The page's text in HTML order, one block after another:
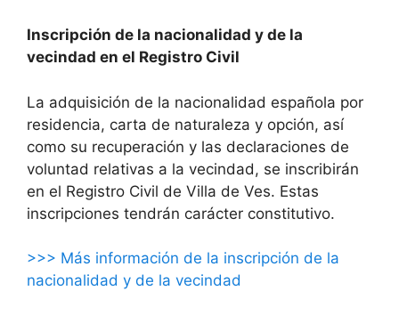
Inscripción de la nacionalidad y de la
vecindad en el Registro Civil
La adquisición de la nacionalidad española por
residencia, carta de naturaleza y opción, así
como su recuperación y las declaraciones de
voluntad relativas a la vecindad, se inscribirán
en el Registro Civil de Villa de Ves. Estas
inscripciones tendrán carácter constitutivo.
>>> Más información de la inscripción de la
nacionalidad y de la vecindad